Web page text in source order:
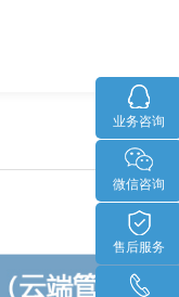
业务咨询
微信咨询
售后服务